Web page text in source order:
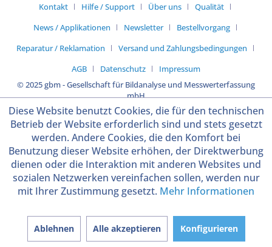
Kontakt Hilfe / Support Über uns
Qualität
News / Applikationen
Newsletter
Bestellvorgang
Reparatur / Reklamation
Versand und Zahlungsbedingungen
AGB
Datenschutz
Impressum
© 2025 gbm - Gesellschaft für Bildanalyse und Messwerterfassung
mbH
Diese Website benutzt Cookies, die für den technischen
Betrieb der Website erforderlich sind und stets gesetzt
werden. Andere Cookies, die den Komfort bei
Benutzung dieser Website erhöhen, der Direktwerbung
dienen oder die Interaktion mit anderen Websites und
sozialen Netzwerken vereinfachen sollen, werden nur
mit Ihrer Zustimmung gesetzt. Mehr Informationen
Ablehnen Alle akzeptieren Konfigurieren